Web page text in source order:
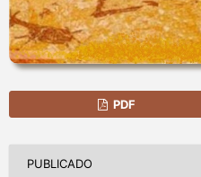
PDF
PUBLICADO